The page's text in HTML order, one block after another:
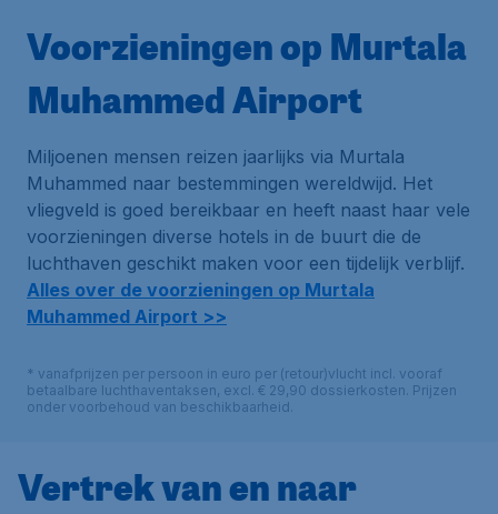
Voorzieningen op Murtala
Muhammed Airport
Miljoenen mensen reizen jaarlijks via Murtala
Muhammed naar bestemmingen wereldwijd. Het
vliegveld is goed bereikbaar en heeft naast haar vele
voorzieningen diverse hotels in de buurt die de
luchthaven geschikt maken voor een tijdelijk verblijf.
Alles over de voorzieningen op Murtala
Muhammed Airport >>
* vanafprijzen per persoon in euro per (retour)vlucht incl. vooraf
betaalbare luchthaventaksen, excl. € 29,90 dossierkosten. Prijzen
onder voorbehoud van beschikbaarheid.
Vertrek van en naar